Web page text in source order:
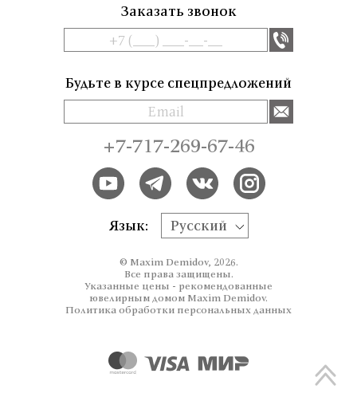
Заказать звонок
Будьте в курсе спецпредложений
+7-717-269-67-46
Язык: Русский
© Maxim Demidov, 2026.
Все права защищены.
Указанные цены - рекомендованные
ювелирным домом Maxim Demidov.
Политика обработки персональных данных